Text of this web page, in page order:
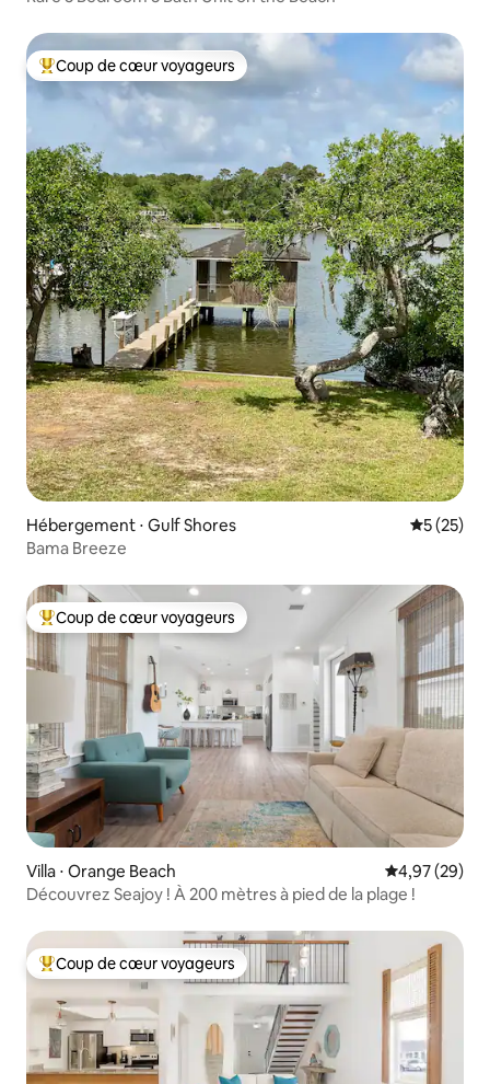
Coups de cœur voyageurs les plus appréciés
Coup de cœur voyageurs
Hébergement ⋅ Gulf Shores
5 (25)
Bama Breeze
Coups de cœur voyageurs les plus appréciés
Coup de cœur voyageurs
Villa ⋅ Orange Beach Évaluation
4,97 (29)
Découvrez Seajoy ! À 200 mètres à pied de la plage !
Coups de cœur voyageurs les plus appréciés
Coup de cœur voyageurs